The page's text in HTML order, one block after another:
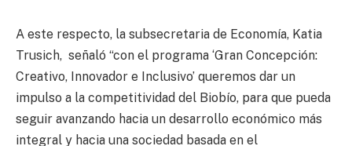
A este respecto, la subsecretaria de Economía, Katia
Trusich, señaló “con el programa ‘Gran Concepción:
Creativo, Innovador e Inclusivo’ queremos dar un
impulso a la competitividad del Biobío, para que pueda
seguir avanzando hacia un desarrollo económico más
integral y hacia una sociedad basada en el